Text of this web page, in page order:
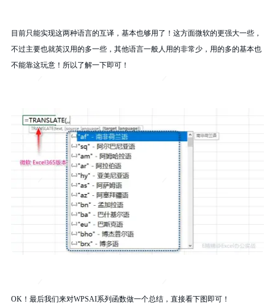
目前只能实现这两种语言的互译，基本也够用了！这方面微软的更强大一些，
不过主要也就英汉用的多一些，其他语言一般人用的非常少，用的多的基本也
不能靠这玩意！所以了解一下即可！
OK！最后我们来对WPSAI系列函数做一个总结，直接看下图即可！